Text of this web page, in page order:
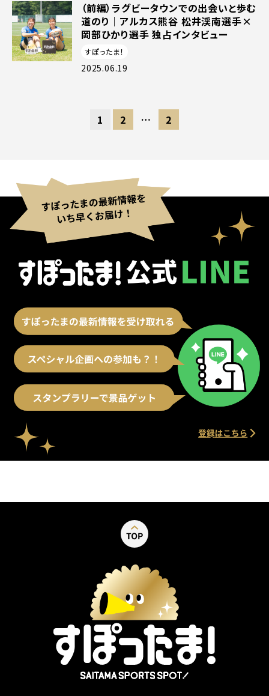
（前編）ラグビータウンでの出会いと歩む
道のり｜アルカス熊谷 松井渓南選手×
岡部ひかり選手 独占インタビュー
すぽったま！
2025.06.19
1 2 … 2